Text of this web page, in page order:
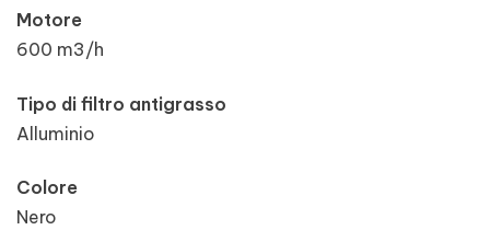
Motore
600 m3/h
Tipo di filtro antigrasso
Alluminio
Colore
Nero